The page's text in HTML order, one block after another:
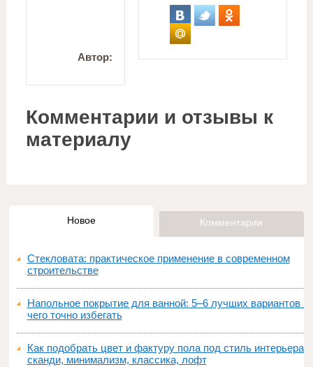
Автор:
Комментарии и отзывы к
материалу
Новое Комментарии
Стекловата: практическое применение в современном
строительстве
Напольное покрытие для ванной: 5–6 лучших вариантов и
чего точно избегать
Как подобрать цвет и фактуру пола под стиль интерьера:
сканди, минимализм, классика, лофт